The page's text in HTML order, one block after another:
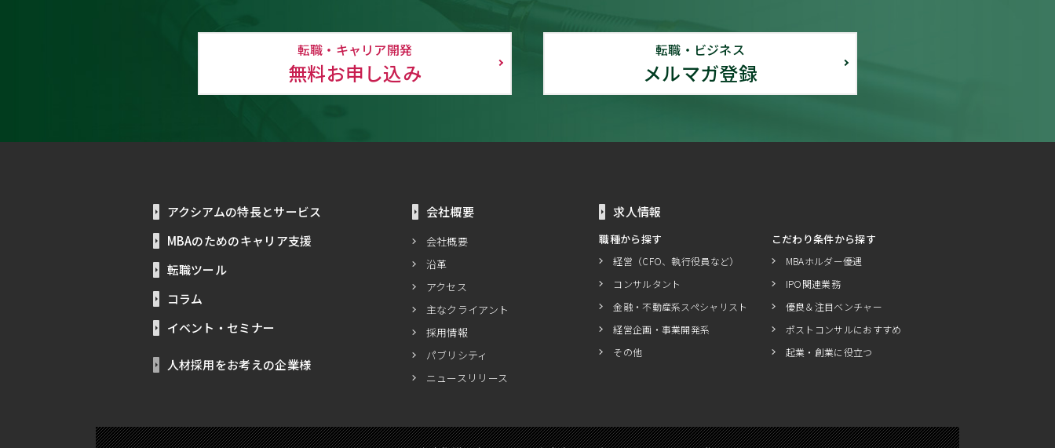
転職・キャリア開発
無料お申し込み
転職・ビジネス
メルマガ登録
アクシアムの特長とサービス
MBAのためのキャリア支援
転職ツール
コラム
イベント・セミナー
人材採用をお考えの企業様
会社概要
会社概要
沿革
アクセス
主なクライアント
採用情報
パブリシティ
ニュースリリース
求人情報
職種から探す
経営（CFO、執行役員など）
コンサルタント
金融・不動産系スペシャリスト
経営企画・事業開発系
その他
こだわり条件から探す
MBAホルダー優遇
IPO関連業務
優良＆注目ベンチャー
ポストコンサルにおすすめ
起業・創業に役立つ